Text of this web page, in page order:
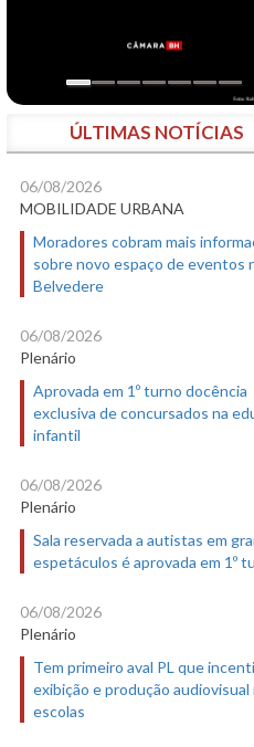
ÚLTIMAS NOTÍCIAS
06/08/2026
MOBILIDADE URBANA
Moradores cobram mais
sobre novo espaço de eventos
Belvedere
06/08/2026
Plenário
Aprovada em 1º turno docência
exclusiva de concursados na
infantil
06/08/2026
Plenário
Sala reservada a autistas em
espetáculos é aprovada em 1º
06/08/2026
Plenário
Tem primeiro aval PL que
exibição e produção audiovisual
escolas